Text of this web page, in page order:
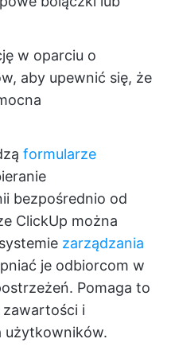
w oparciu o
aby upewnić się, że
formularze
bezpośrednio od
ClickUp można
zarządzania
je odbiorcom w
Pomaga to
zawartości i
użytkowników.